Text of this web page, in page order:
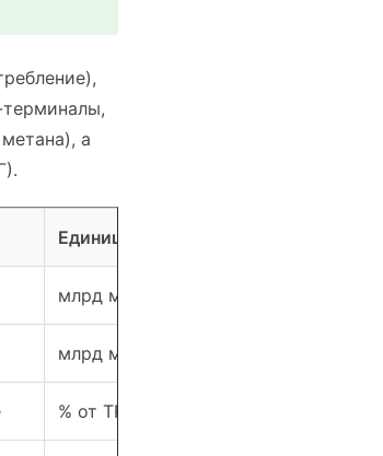
а
Единицы/параметры
млрд м³; ЭДж; bcm-e
млрд м³; ЭДж
% от TPES